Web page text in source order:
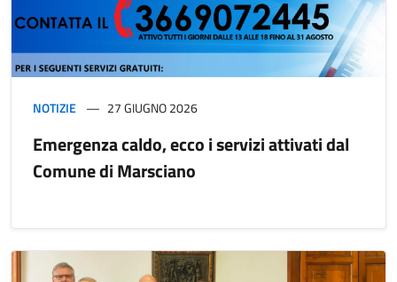
NOTIZIE 27 GIUGNO 2026
Emergenza caldo, ecco i servizi attivati dal
Comune di Marsciano